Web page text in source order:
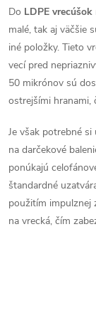
v
l
á
d
a
c
i
e
Do LDPE vrecúšok
malé, tak aj väčšie
iné položky. Tieto
vecí pred
50 mikrónov sú
ostrejšími hranami,
Je však potrebné
na darčekové
ponúkajú
štandardné
použitím impulznej
na vrecká, čím